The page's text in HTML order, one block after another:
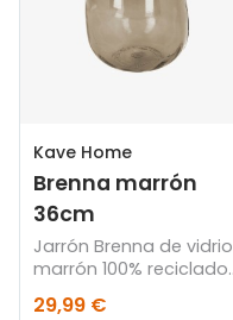
Kave Home
Brenna marrón
36cm
Jarrón Brenna de vidrio
marrón 100% reciclado
29,99 €